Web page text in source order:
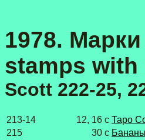
1978.
stamps
Scott 222-25,
213-14 12, 16 с Таро
215
30 с